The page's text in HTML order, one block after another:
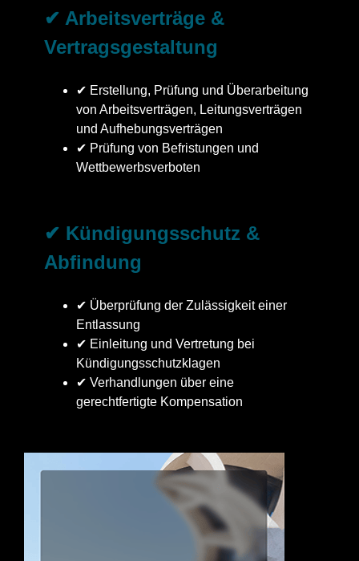
✔ Arbeitsverträge &
Vertragsgestaltung
✔ Erstellung, Prüfung und Überarbeitung
von Arbeitsverträgen, Leitungsverträgen
und Aufhebungsverträgen
✔ Prüfung von Befristungen und
Wettbewerbsverboten
✔ Kündigungsschutz &
Abfindung
✔ Überprüfung der Zulässigkeit einer
Entlassung
✔ Einleitung und Vertretung bei
Kündigungsschutzklagen
✔ Verhandlungen über eine
gerechtfertigte Kompensation